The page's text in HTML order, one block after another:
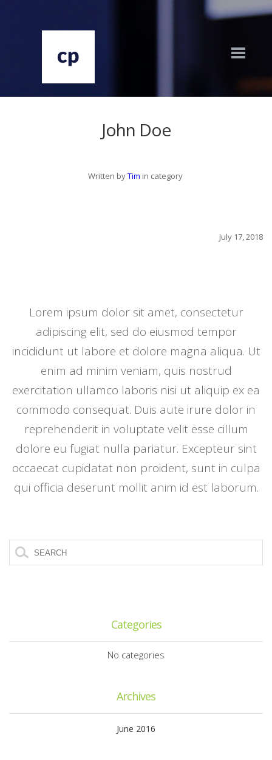
John Doe
Written byTim in category
July 17, 2018
Lorem ipsum dolor sit amet, consectetur
adipiscing elit, sed do eiusmod tempor
incididunt ut labore et dolore magna aliqua. Ut
enim ad minim veniam, quis nostrud
exercitation ullamco laboris nisi ut aliquip ex ea
commodo consequat. Duis aute irure dolor in
reprehenderit in voluptate velit esse cillum
dolore eu fugiat nulla pariatur. Excepteur sint
occaecat cupidatat non proident, sunt in culpa
qui officia deserunt mollit anim id est laborum.
Categories
No categories
Archives
June 2016